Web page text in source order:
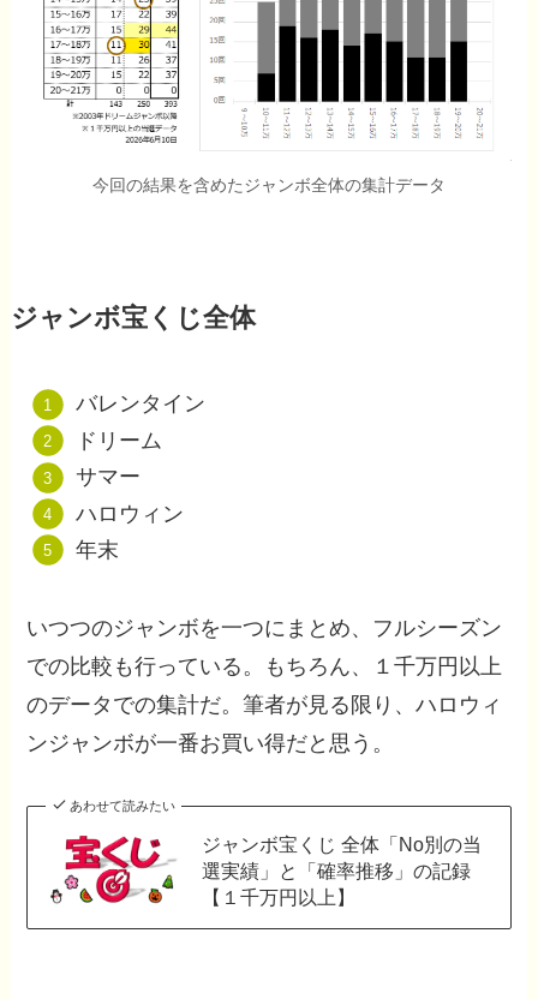
今回の結果を含めたジャンボ全体の集計データ
ジャンボ宝くじ全体
バレンタイン
ドリーム
サマー
ハロウィン
年末
いつつのジャンボを一つにまとめ、フルシーズン
での比較も行っている。もちろん、１千万円以上
のデータでの集計だ。筆者が見る限り、ハロウィ
ンジャンボが一番お買い得だと思う。
あわせて読みたい
ジャンボ宝くじ 全体「No別の当
選実績」と「確率推移」の記録
【１千万円以上】